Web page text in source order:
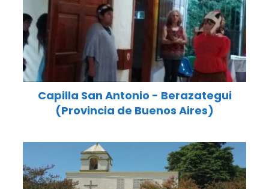
Capilla San Antonio - Berazategui
(Provincia de Buenos Aires)